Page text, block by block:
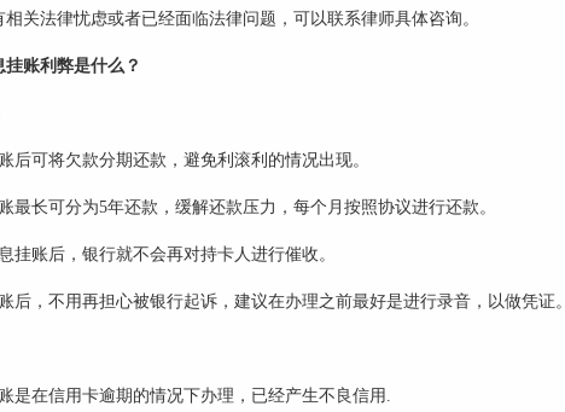
关法律忧虑或者已经面临法律问题，可以联系律师具体咨询。
挂账利弊是什么？
后可将欠款分期还款，避免利滚利的情况出现。
最长可分为5年还款，缓解还款压力，每个月按照协议进行还款。
挂账后，银行就不会再对持卡人进行催收。
后，不用再担心被银行起诉，建议在办理之前最好是进行录音，以做凭证。
是在信用卡逾期的情况下办理，已经产生不良信用.